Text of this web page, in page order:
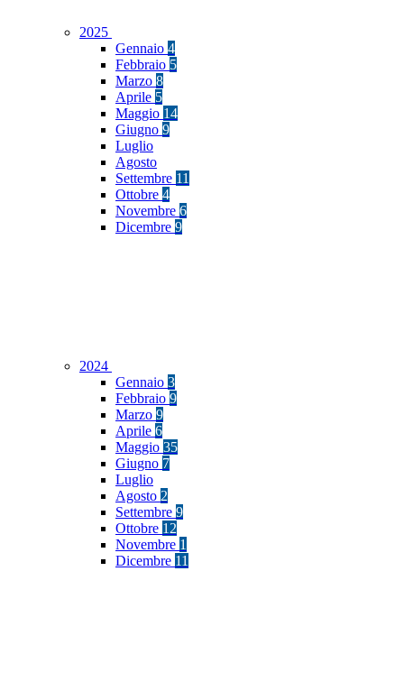
2025
Gennaio 4
Febbraio 5
Marzo 8
Aprile 5
Maggio 14
Giugno 9
Luglio
Agosto
Settembre 11
Ottobre 4
Novembre 6
Dicembre 9
2024
Gennaio 3
Febbraio 9
Marzo 9
Aprile 6
Maggio 35
Giugno 7
Luglio
Agosto 2
Settembre 9
Ottobre 12
Novembre 1
Dicembre 11